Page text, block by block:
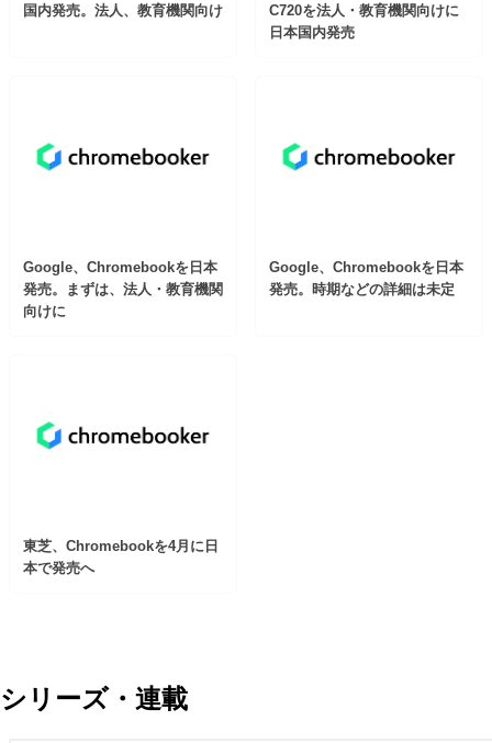
国内発売。法人、教育機関向け
C720を法人・教育機関向けに
日本国内発売
Google、Chromebookを日本
発売。まずは、法人・教育機関
向けに
Google、Chromebookを日本
発売。時期などの詳細は未定
東芝、Chromebookを4月に日
本で発売へ
シリーズ・連載